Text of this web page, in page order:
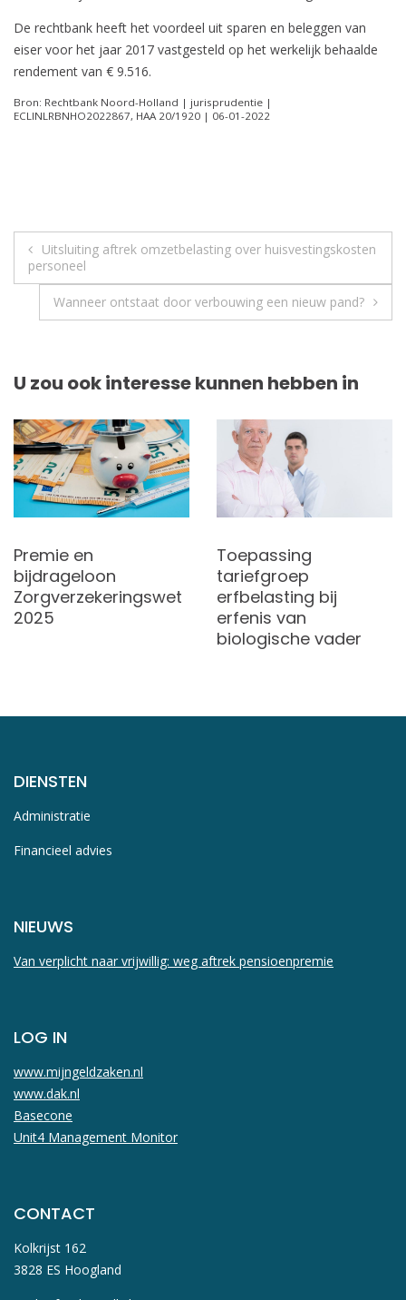
De rechtbank heeft het voordeel uit sparen en beleggen van
eiser voor het jaar 2017 vastgesteld op het werkelijk behaalde
rendement van € 9.516.
Bron: Rechtbank Noord-Holland | jurisprudentie |
ECLINLRBNHO2022867, HAA 20/1920 | 06-01-2022
Berichtnavigatie
Uitsluiting aftrek omzetbelasting over huisvestingskosten
personeel
Wanneer ontstaat door verbouwing een nieuw pand?
U zou ook interesse kunnen hebben in
Premie en
bijdrageloon
Zorgverzekeringswet
2025
Toepassing
tariefgroep
erfbelasting bij
erfenis van
biologische vader
DIENSTEN
Administratie
Financieel advies
NIEUWS
Van verplicht naar vrijwillig: weg aftrek pensioenpremie
LOG IN
www.mijngeldzaken.nl
www.dak.nl
Basecone
Unit4 Management Monitor
CONTACT
Kolkrijst 162
3828 ES Hoogland